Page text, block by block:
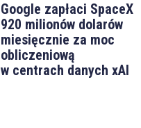
Google zapłaci SpaceX
920 milionów dolarów
miesięcznie za moc
obliczeniową
w centrach danych xAI